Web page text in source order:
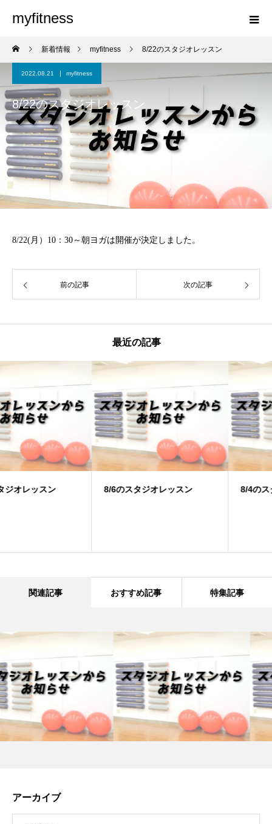
myfitness
新着情報 myfitness 8/22のスタジオレッスン
2022.08.21 myfitness
8/22のスタジオレッスン
8/22(月）10：30～朝ヨガは開催が決定しました。
前の記事 次の記事
最近の記事
8/6のスタジオレッスン 8/4のスタジオレッスン
関連記事 おすすめ記事 特集記事
アーカイブ